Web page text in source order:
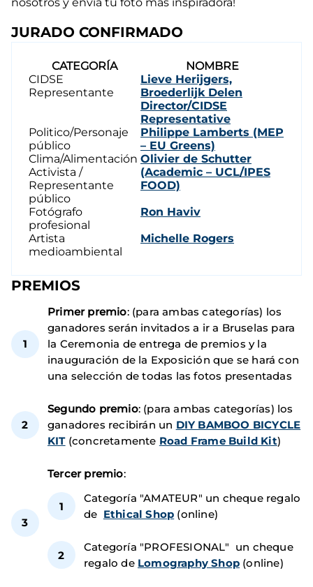
JURADO CONFIRMADO
CATEGORÍA
NOMBRE
CIDSE
Representante
Lieve Herijgers,
Broederlijk Delen
Director/CIDSE
Representative
Politico/Personaje
público
Philippe Lamberts (MEP
– EU Greens)
Clima/Alimentación
Activista /
Representante
público
Olivier de Schutter
(Academic – UCL/IPES
FOOD)
Fotógrafo
profesional
Ron Haviv
Artista
medioambiental
Michelle Rogers
PREMIOS
Primer premio: (para ambas categorías) los
ganadores serán invitados a ir a Bruselas para
la Ceremonia de entrega de premios y la
inauguración de la Exposición que se hará con
una selección de todas las fotos presentadas
Segundo premio: (para ambas categorías) los
ganadores recibirán un DIY BAMBOO BICYCLE
KIT(concretamente Road Frame Build Kit)
Tercer premio:
Categoría "AMATEUR" un cheque regalo
de Ethical Shop (online)
Categoría "PROFESIONAL" un cheque
regalo de Lomography Shop (online)